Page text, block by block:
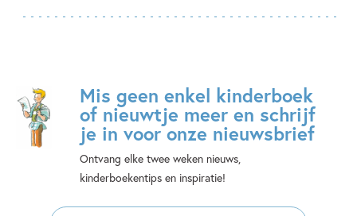
Mis geen enkel kinderboek
of nieuwtje meer en schrijf
je in voor onze nieuwsbrief
Ontvang elke twee weken nieuws,
kinderboekentips en inspiratie!
E-